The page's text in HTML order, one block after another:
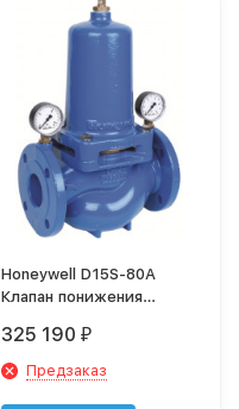
Honeywell D15S-80A
Клапан понижения
диапазон регулировки
1.5-8 атм., на входе до
16 атм., DN80
325 190 ₽
Предзаказ